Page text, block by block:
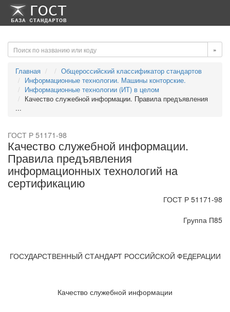
-->-->
»
Главная
Общероссийский классификатор стандартов
Информационные технологии. Машины конторские.
Информационные технологии (ИТ) в целом
Качество служебной информации. Правила предъявления
...
ГОСТ Р 51171-98
Качество служебной информации.
Правила предъявления
информационных технологий на
сертификацию
ГОСТ Р 51171-98
Группа П85
ГОСУДАРСТВЕННЫЙ СТАНДАРТ РОССИЙСКОЙ ФЕДЕРАЦИИ
Качество служебной информации